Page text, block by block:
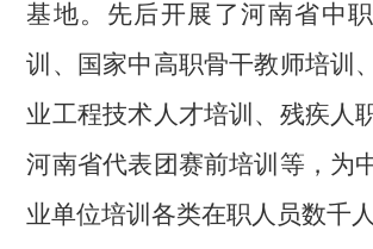
基地。先后开展了河南省中
训、国家中高职骨干教师培训
业工程技术人才培训、残疾人
河南省代表团赛前培训等，为
业单位培训各类在职人员数千人